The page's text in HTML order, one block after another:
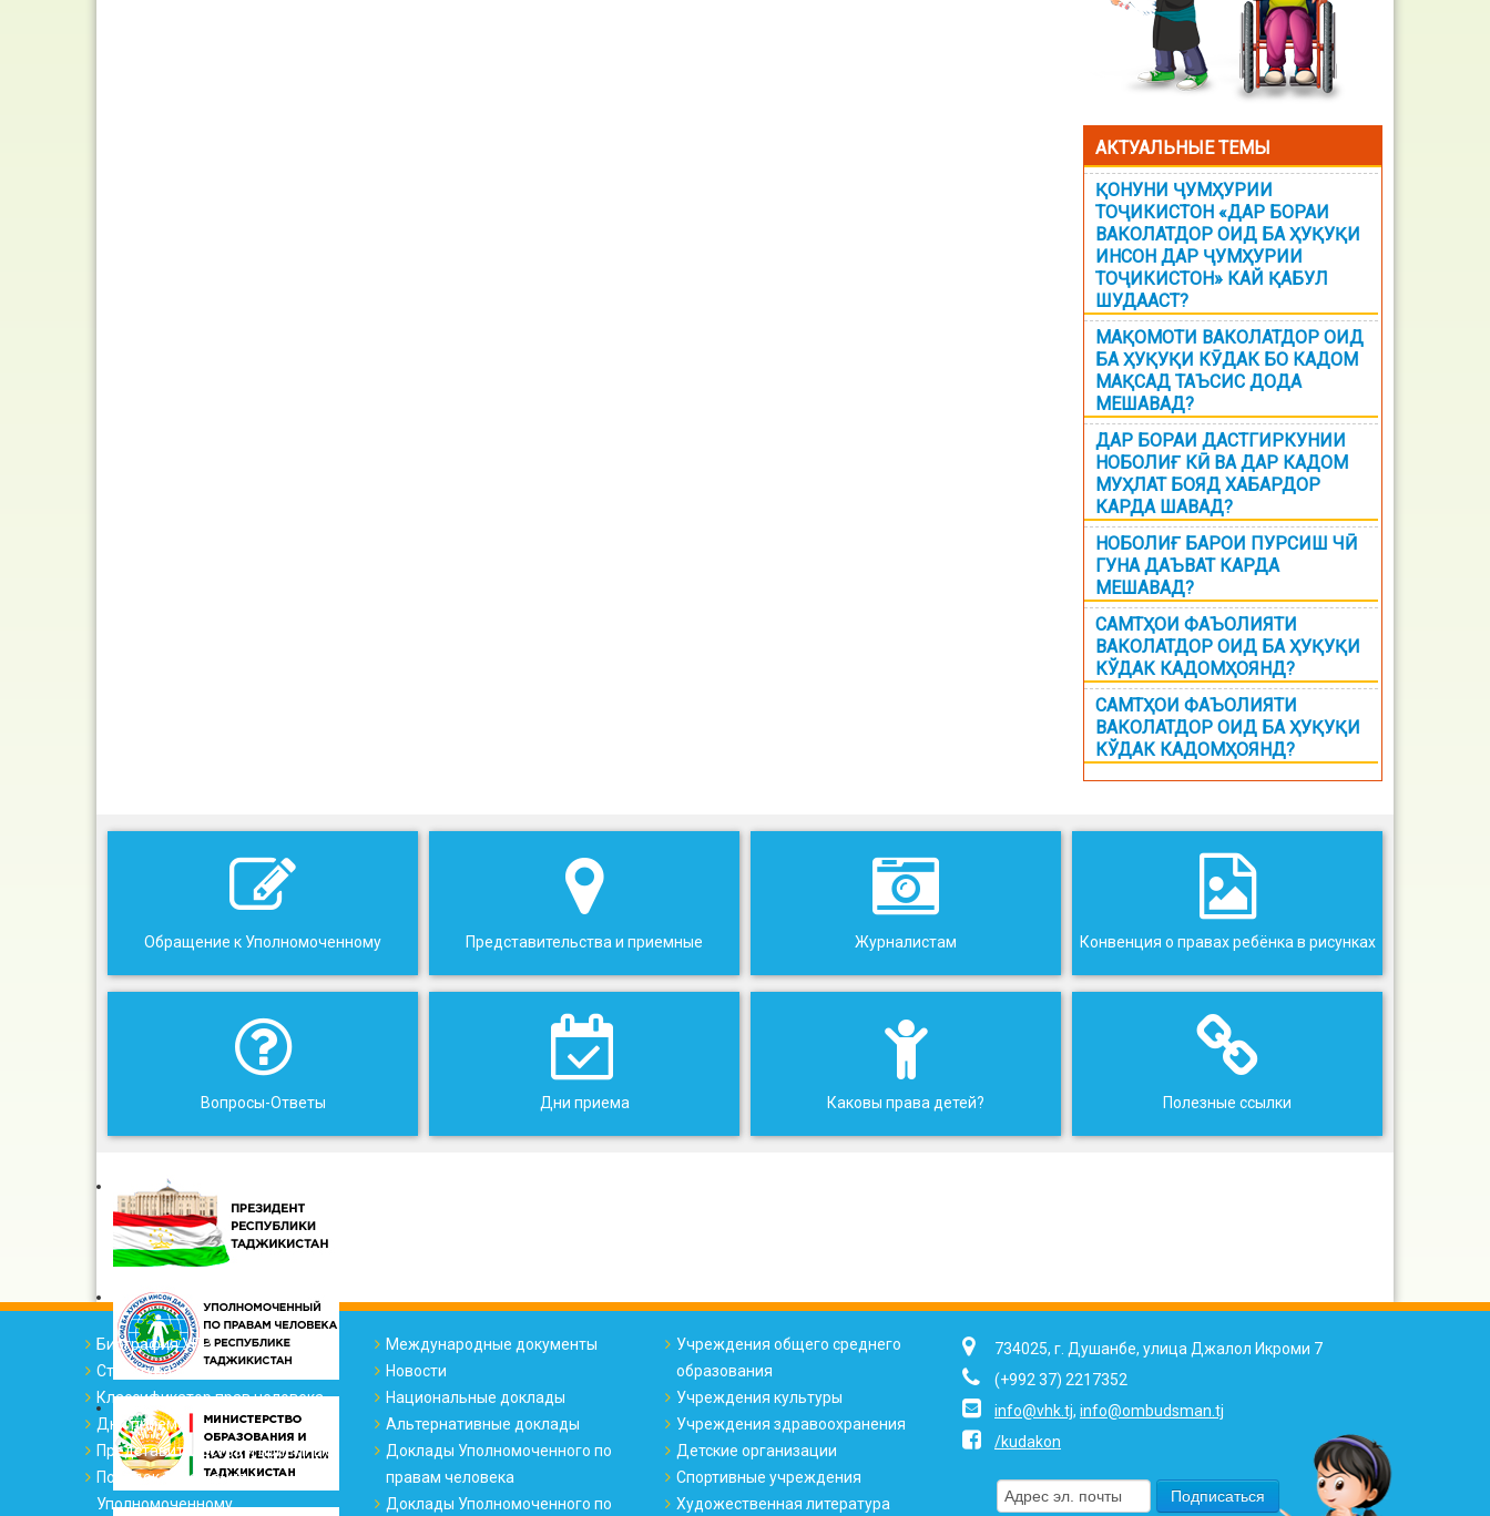
АКТУАЛЬНЫЕ ТЕМЫ
ҚОНУНИ ҶУМҲУРИИ
ТОҶИКИСТОН «ДАР БОРАИ
ВАКОЛАТДОР ОИД БА ҲУҚУҚИ
ИНСОН ДАР ҶУМҲУРИИ
ТОҶИКИСТОН» КАЙ ҚАБУЛ
ШУДААСТ?
МАҚОМОТИ ВАКОЛАТДОР ОИД
БА ҲУҚУҚИ КӮДАК БО КАДОМ
МАҚСАД ТАЪСИС ДОДА
МЕШАВАД?
ДАР БОРАИ ДАСТГИРКУНИИ
НОБОЛИҒ КӢ ВА ДАР КАДОМ
МУҲЛАТ БОЯД ХАБАРДОР
КАРДА ШАВАД?
НОБОЛИҒ БАРОИ ПУРСИШ ЧӢ
ГУНА ДАЪВАТ КАРДА
МЕШАВАД?
САМТҲОИ ФАЪОЛИЯТИ
ВАКОЛАТДОР ОИД БА ҲУҚУҚИ
КЎДАК КАДОМҲОЯНД?
САМТҲОИ ФАЪОЛИЯТИ
ВАКОЛАТДОР ОИД БА ҲУҚУҚИ
КЎДАК КАДОМҲОЯНД?
Обращение к Уполномоченному
Вопросы-Ответы
Представительства и приемные
Дни приема
Журналистам
Каковы права детей?
Конвенция о правах ребёнка в рисунках
Полезные ссылки
Биография УПР
Структура офиса
Классификатор прав человека
Дни приема
Представительства и приемные
Порядок обращения к
Уполномоченному
Международные документы
Новости
Национальные доклады
Альтернативные доклады
Доклады Уполномоченного по
правам человека
Доклады Уполномоченного по
Учреждения общего среднего
образования
Учреждения культуры
Учреждения здравоохранения
Детские организации
Спортивные учреждения
Художественная литература
734025, г. Душанбе, улица Джалол Икроми 7
(+992 37) 2217352
info@vhk.tj, info@ombudsman.tj
/kudakon